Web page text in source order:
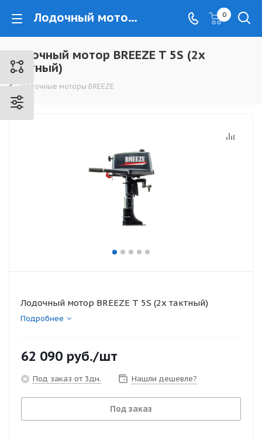
Лодочный мотор BREEZE T 5S (2х тактный) - www.kovrovec.ru 0
Лодочный мотор BREEZE T 5S (2х
тактный)
Лодочные моторы BREEZE
Лодочный мотор BREEZE T 5S (2х тактный)
Подробнее
62 090 руб./шт
Под заказ от 3дн. Нашли дешевле?
Под заказ